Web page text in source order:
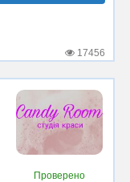
17456
Проверено